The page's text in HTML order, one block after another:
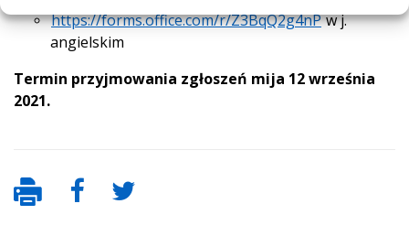
https://forms.office.com/r/Z3BqQ2g4nP w j.
angielskim
Termin przyjmowania zgłoszeń mija 12 września
2021.